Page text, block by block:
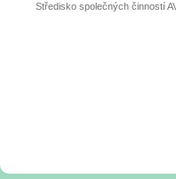
Středisko společných činností